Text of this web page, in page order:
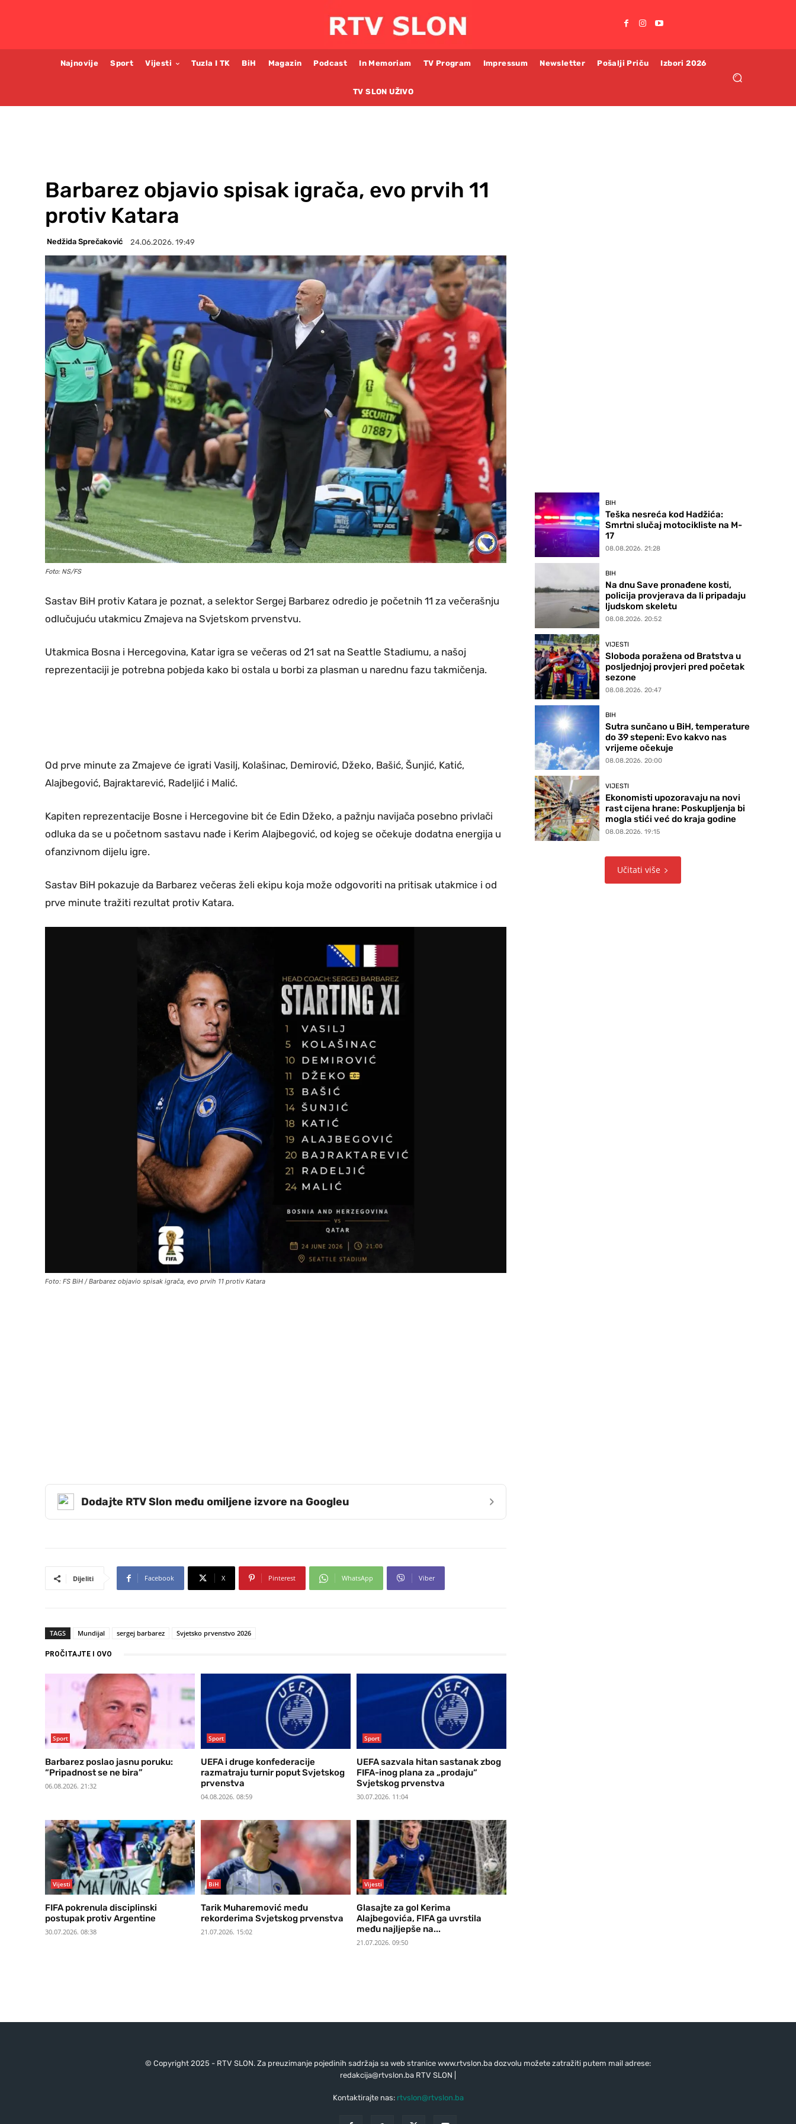
Najnovije Sport Vijesti Tuzla I TK BiH Magazin Podcast In Memoriam TV Program Impressum Newsletter Pošalji Priču Izbori 2026
TV SLON UŽIVO
Barbarez objavio spisak igrača, evo prvih 11
protiv Katara
Nedžida Sprečaković 24.06.2026. 19:49
Foto: NS/FS
Sastav BiH protiv Katara je poznat, a selektor Sergej Barbarez odredio je početnih 11 za večerašnju
odlučujuću utakmicu Zmajeva na Svjetskom prvenstvu.
Utakmica Bosna i Hercegovina, Katar igra se večeras od 21 sat na Seattle Stadiumu, a našoj
reprezentaciji je potrebna pobjeda kako bi ostala u borbi za plasman u narednu fazu takmičenja.
Od prve minute za Zmajeve će igrati Vasilj, Kolašinac, Demirović, Džeko, Bašić, Šunjić, Katić,
Alajbegović, Bajraktarević, Radeljić i Malić.
Kapiten reprezentacije Bosne i Hercegovine bit će Edin Džeko, a pažnju navijača posebno privlači
odluka da se u početnom sastavu nađe i Kerim Alajbegović, od kojeg se očekuje dodatna energija u
ofanzivnom dijelu igre.
Sastav BiH pokazuje da Barbarez večeras želi ekipu koja može odgovoriti na pritisak utakmice i od
prve minute tražiti rezultat protiv Katara.
Foto: FS BiH / Barbarez objavio spisak igrača, evo prvih 11 protiv Katara
Dodajte RTV Slon među omiljene izvore na Googleu ›
Dijeliti Facebook X Pinterest WhatsApp Viber
TAGS Mundijal sergej barbarez Svjetsko prvenstvo 2026
PROČITAJTE I OVO
Sport
Barbarez poslao jasnu poruku:
“Pripadnost se ne bira”
06.08.2026. 21:32
Sport
UEFA i druge konfederacije
razmatraju turnir poput Svjetskog
prvenstva
04.08.2026. 08:59
Sport
UEFA sazvala hitan sastanak zbog
FIFA-inog plana za „prodaju“
Svjetskog prvenstva
30.07.2026. 11:04
Vijesti
FIFA pokrenula disciplinski
postupak protiv Argentine
30.07.2026. 08:38
BiH
Tarik Muharemović među
rekorderima Svjetskog prvenstva
21.07.2026. 15:02
Vijesti
Glasajte za gol Kerima
Alajbegovića, FIFA ga uvrstila
među najljepše na...
21.07.2026. 09:50
BIH
Teška nesreća kod Hadžića:
Smrtni slučaj motocikliste na M-
17
08.08.2026. 21:28
BIH
Na dnu Save pronađene kosti,
policija provjerava da li pripadaju
ljudskom skeletu
08.08.2026. 20:52
VIJESTI
Sloboda poražena od Bratstva u
posljednjoj provjeri pred početak
sezone
08.08.2026. 20:47
BIH
Sutra sunčano u BiH, temperature
do 39 stepeni: Evo kakvo nas
vrijeme očekuje
08.08.2026. 20:00
VIJESTI
Ekonomisti upozoravaju na novi
rast cijena hrane: Poskupljenja bi
mogla stići već do kraja godine
08.08.2026. 19:15
Učitati više
© Copyright 2025 - RTV SLON. Za preuzimanje pojedinih sadržaja sa web stranice www.rtvslon.ba dozvolu možete zatražiti putem mail adrese:
redakcija@rtvslon.baRTV SLON |
Kontaktirajte nas: rtvslon@rtvslon.ba